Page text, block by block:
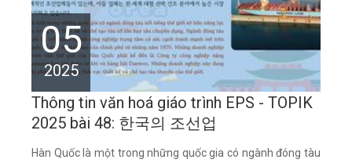
05
2025
Thông tin văn hoá giáo trình EPS - TOPIK
2025 bài 48: 한국의 조선업
Hàn Quốc là một trong những quốc gia có ngành đóng tàu